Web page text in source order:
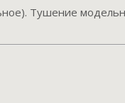
Тушение